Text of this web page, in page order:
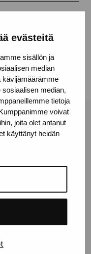
evästeitä
sisällön ja
median
kävijämäärämme
median,
tietoja
voivat
joita olet antanut
käyttänyt heidän